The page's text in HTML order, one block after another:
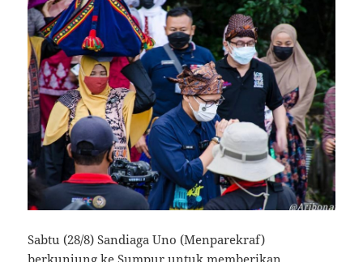
Sabtu (28/8) Sandiaga Uno (Menparekraf)